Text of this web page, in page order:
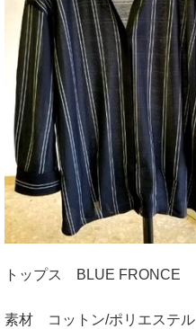
トップス BLUE FRONCE
素材 コットン/ポリエステル